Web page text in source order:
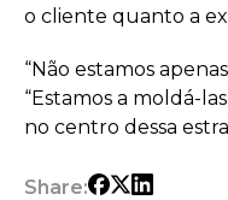
o cliente quanto a
“Não estamos
“Estamos a moldá-
no centro dessa
Share: